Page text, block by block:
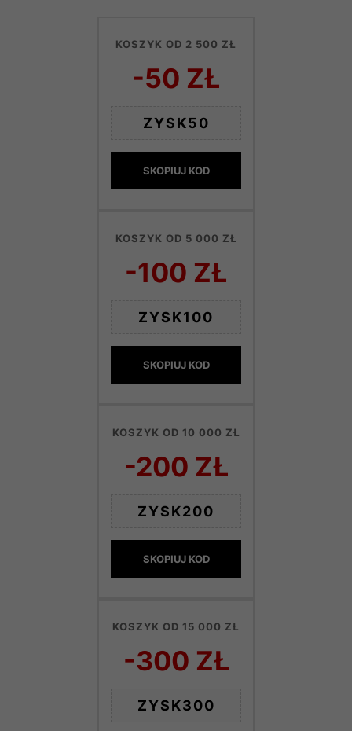
KOSZYK OD 2 500 ZŁ
-50 ZŁ
ZYSK50
SKOPIUJ KOD
KOSZYK OD 5 000 ZŁ
-100 ZŁ
ZYSK100
SKOPIUJ KOD
KOSZYK OD 10 000 ZŁ
-200 ZŁ
ZYSK200
SKOPIUJ KOD
KOSZYK OD 15 000 ZŁ
-300 ZŁ
ZYSK300